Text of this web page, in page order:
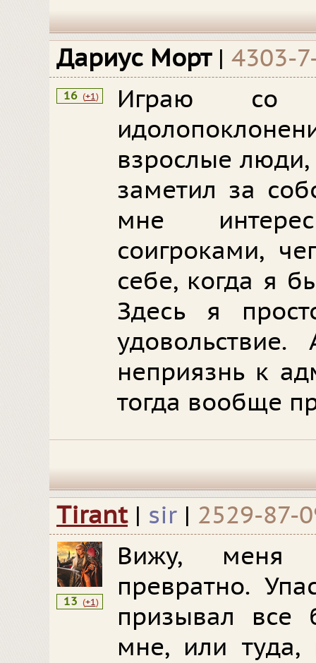
Дариус Морт | 4303-
16 (+1)
Играю со
взрослые
заметил за
мне
соигроками,
себе, когда я
Здесь я
неприязнь к
тогда вообще
Tirant | sir | 2529-87-
13 (+1)
Вижу, меня
превратно.
призывал все
мне, или туда,